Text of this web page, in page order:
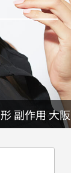
副作用 大阪